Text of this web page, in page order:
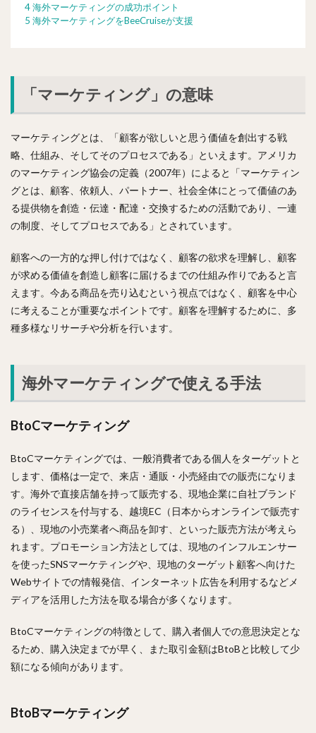
4 海外マーケティングの成功ポイント
5 海外マーケティングをBeeCruiseが支援
「マーケティング」の意味
マーケティングとは、「顧客が欲しいと思う価値を創出する戦
略、仕組み、そしてそのプロセスである」といえます。アメリカ
のマーケティング協会の定義（2007年）によると「マーケティン
グとは、顧客、依頼人、パートナー、社会全体にとって価値のあ
る提供物を創造・伝達・配達・交換するための活動であり、一連
の制度、そしてプロセスである」とされています。
顧客への一方的な押し付けではなく、顧客の欲求を理解し、顧客
が求める価値を創造し顧客に届けるまでの仕組み作りであると言
えます。今ある商品を売り込むという視点ではなく、顧客を中心
に考えることが重要なポイントです。顧客を理解するために、多
種多様なリサーチや分析を行います。
海外マーケティングで使える手法
BtoCマーケティング
BtoCマーケティングでは、一般消費者である個人をターゲットと
します、価格は一定で、来店・通販・小売経由での販売になりま
す。海外で直接店舗を持って販売する、現地企業に自社ブランド
のライセンスを付与する、越境EC（日本からオンラインで販売す
る）、現地の小売業者へ商品を卸す、といった販売方法が考えら
れます。プロモーション方法としては、現地のインフルエンサー
を使ったSNSマーケティングや、現地のターゲット顧客へ向けた
Webサイトでの情報発信、インターネット広告を利用するなどメ
ディアを活用した方法を取る場合が多くなります。
BtoCマーケティングの特徴として、購入者個人での意思決定とな
るため、購入決定までが早く、また取引金額はBtoBと比較して少
額になる傾向があります。
BtoBマーケティング